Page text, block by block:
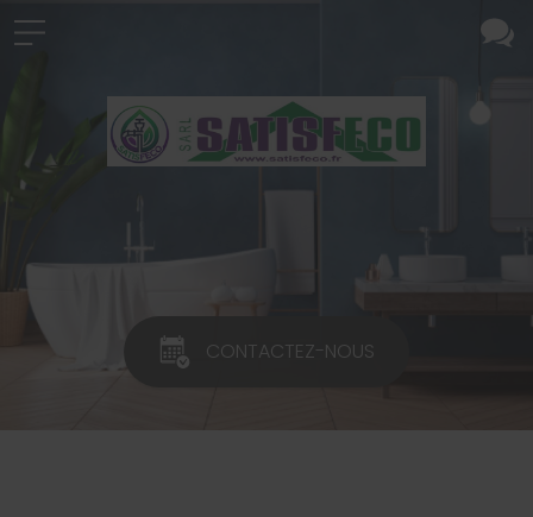
CONTACTEZ-NOUS